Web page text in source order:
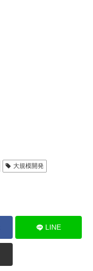
大規模開発
LINE